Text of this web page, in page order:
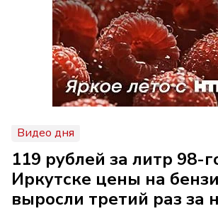
Видео дня
119 рублей за литр 98-
Иркутске цены на
выросли третий раз за